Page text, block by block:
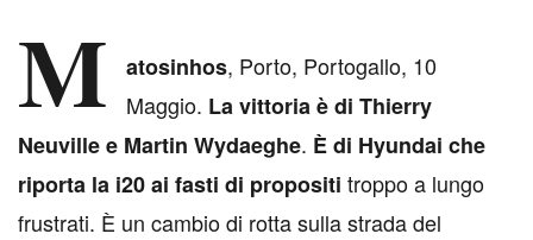
M atosinhos, Porto, Portogallo, 10
Maggio. La vittoria è di Thierry
Neuville e Martin Wydaeghe. È di Hyundai che
riporta la i20 ai fasti di propositi troppo a lungo
frustrati. È un cambio di rotta sulla strada del